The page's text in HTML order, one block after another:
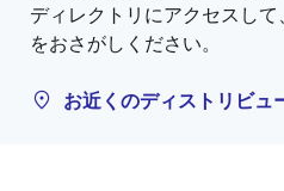
ディレクトリにアクセスし
をおさがしください。
お近くのディストリビュ